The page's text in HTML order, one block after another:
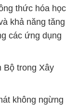
thức hóa học
khả năng tăng
các ứng dụng
Bộ trong Xây
không ngừng